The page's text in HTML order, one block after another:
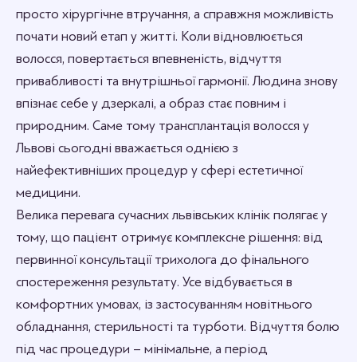
просто хірургічне втручання, а справжня можливість
почати новий етап у житті. Коли відновлюється
волосся, повертається впевненість, відчуття
привабливості та внутрішньої гармонії. Людина знову
впізнає себе у дзеркалі, а образ стає повним і
природним. Саме тому трансплантація волосся у
Львові сьогодні вважається однією з
найефективніших процедур у сфері естетичної
медицини.
Велика перевага сучасних львівських клінік полягає у
тому, що пацієнт отримує комплексне рішення: від
первинної консультації трихолога до фінального
спостереження результату. Усе відбувається в
комфортних умовах, із застосуванням новітнього
обладнання, стерильності та турботи. Відчуття болю
під час процедури – мінімальне, а період